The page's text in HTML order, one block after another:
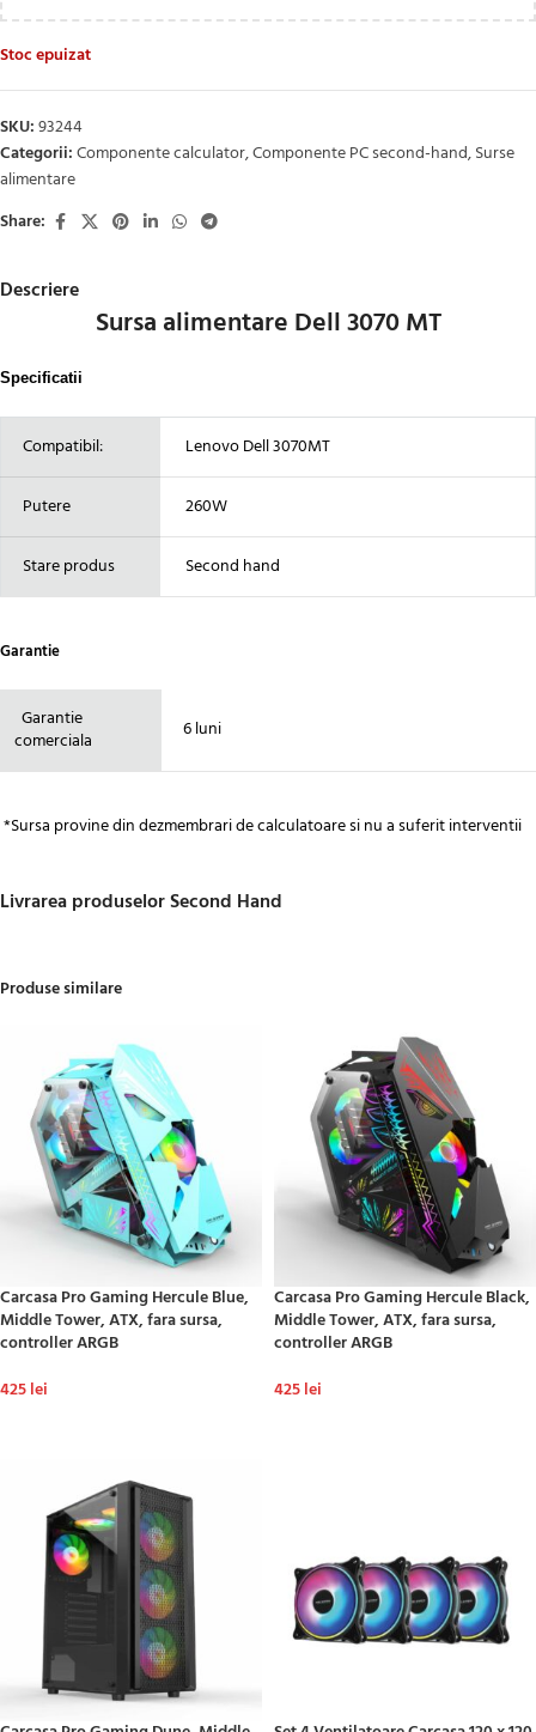
Stoc epuizat
SKU:93244
Categorii:Componente calculator,Componente PC second-hand,Surse
alimentare
Share:
Descriere
Sursa alimentare Dell 3070 MT
Specificatii
Compatibil: Lenovo Dell 3070MT
Putere 260W
Stare produs Second hand
Garantie
Garantie
comerciala
6 luni
*Sursa provine din dezmembrari de calculatoare si nu a suferit interventii
Livrarea produselor Second Hand
Produse similare
Carcasa Pro Gaming Hercule Blue,
Middle Tower, ATX, fara sursa,
controller ARGB
425lei
Carcasa Pro Gaming Hercule Black,
Middle Tower, ATX, fara sursa,
controller ARGB
425lei